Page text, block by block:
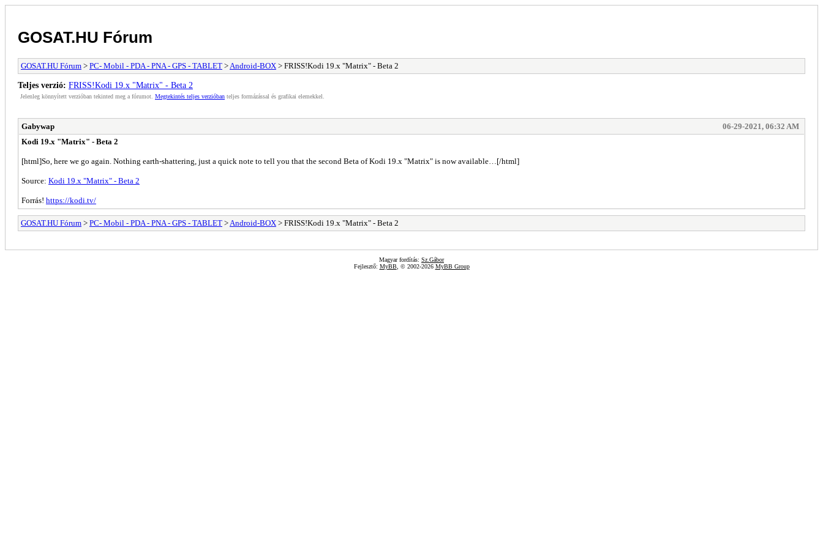
GOSAT.HU Fórum
GOSAT.HU Fórum > PC- Mobil - PDA - PNA - GPS - TABLET > Android-BOX > FRISS!Kodi 19.x "Matrix" - Beta 2
Teljes verzió: FRISS!Kodi 19.x "Matrix" - Beta 2
Jelenleg könnyített verzióban tekinted meg a fórumot. Megtekintés teljes verzióban teljes formázással és grafikai elemekkel.
Gabywap
06-29-2021, 06:32 AM
Kodi 19.x "Matrix" - Beta 2
[html]So, here we go again. Nothing earth-shattering, just a quick note to tell you that the second Beta of Kodi 19.x "Matrix" is now available…[/html]
Source: Kodi 19.x "Matrix" - Beta 2
Forrás! https://kodi.tv/
GOSAT.HU Fórum > PC- Mobil - PDA - PNA - GPS - TABLET > Android-BOX > FRISS!Kodi 19.x "Matrix" - Beta 2
Magyar fordítás: Sz.Gábor
Fejlesztő: MyBB, © 2002-2026 MyBB Group